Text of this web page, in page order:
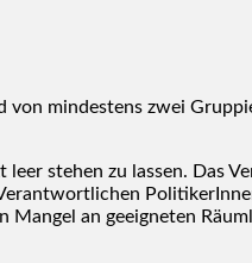
von min­des­tens zwei
ste­hen zu las­sen. Das
an geeig­ne­ten